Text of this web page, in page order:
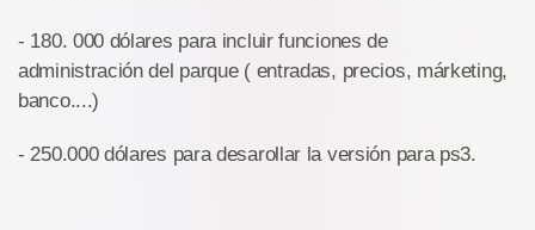
- 180. 000 dólares para incluir funciones de
administración del parque ( entradas, precios, márketing,
banco....)
- 250.000 dólares para desarollar la versión para ps3.